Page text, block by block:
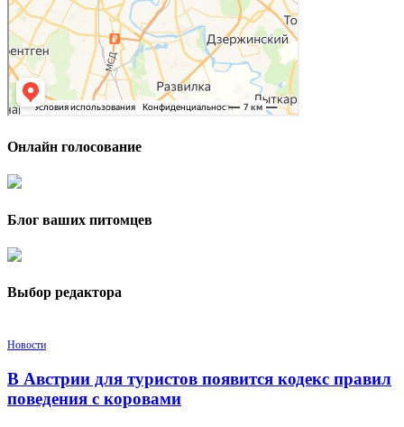
Онлайн голосование
Блог ваших питомцев
Выбор редактора
Новости
В Австрии для туристов появится кодекс правил
поведения с коровами